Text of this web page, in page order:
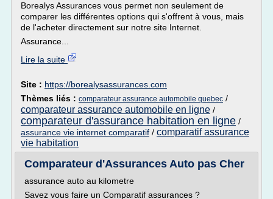
Borealys Assurances vous permet non seulement de
comparer les différentes options qui s'offrent à vous, mais
de l'acheter directement sur notre site Internet.
Assurance...
Lire la suite
Site : https://borealysassurances.com
Thèmes liés : comparateur assurance automobile quebec /
comparateur assurance automobile en ligne /
comparateur d'assurance habitation en ligne /
assurance vie internet comparatif / comparatif assurance
vie habitation
Comparateur d'Assurances Auto pas Cher
assurance auto au kilometre
Savez vous faire un Comparatif assurances ?